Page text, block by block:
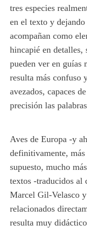
tres especies
en el texto y
acompañan como
hincapié en detalles,
pueden ver en guías
resulta más confuso
avezados, capaces
precisión las
Aves de Europa -y
definitivamente,
supuesto, mucho
textos -traducidos al
Marcel Gil-Velasco
relacionados
resulta muy